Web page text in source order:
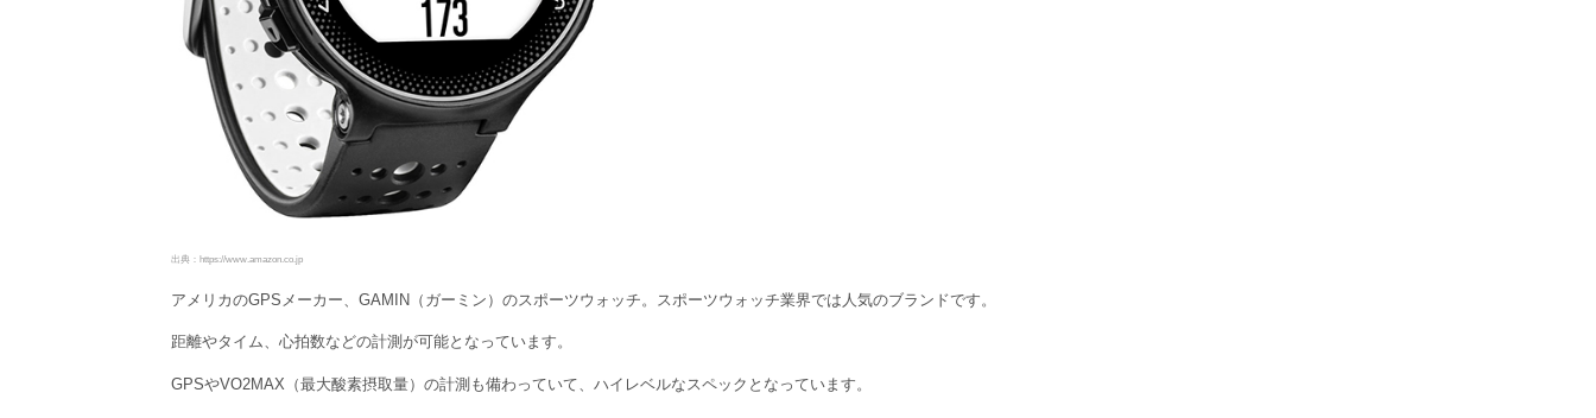
出典：https://www.amazon.co.jp
アメリカのGPSメーカー、GAMIN（ガーミン）のスポーツウォッチ。スポーツウォッチ業界では人気のブランドです。
距離やタイム、心拍数などの計測が可能となっています。
GPSやVO2MAX（最大酸素摂取量）の計測も備わっていて、ハイレベルなスペックとなっています。